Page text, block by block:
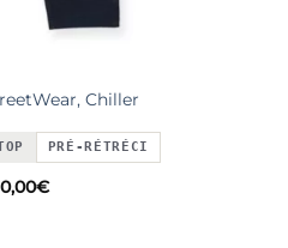
Chiller
PRÉ-RÉTRÉCI
€